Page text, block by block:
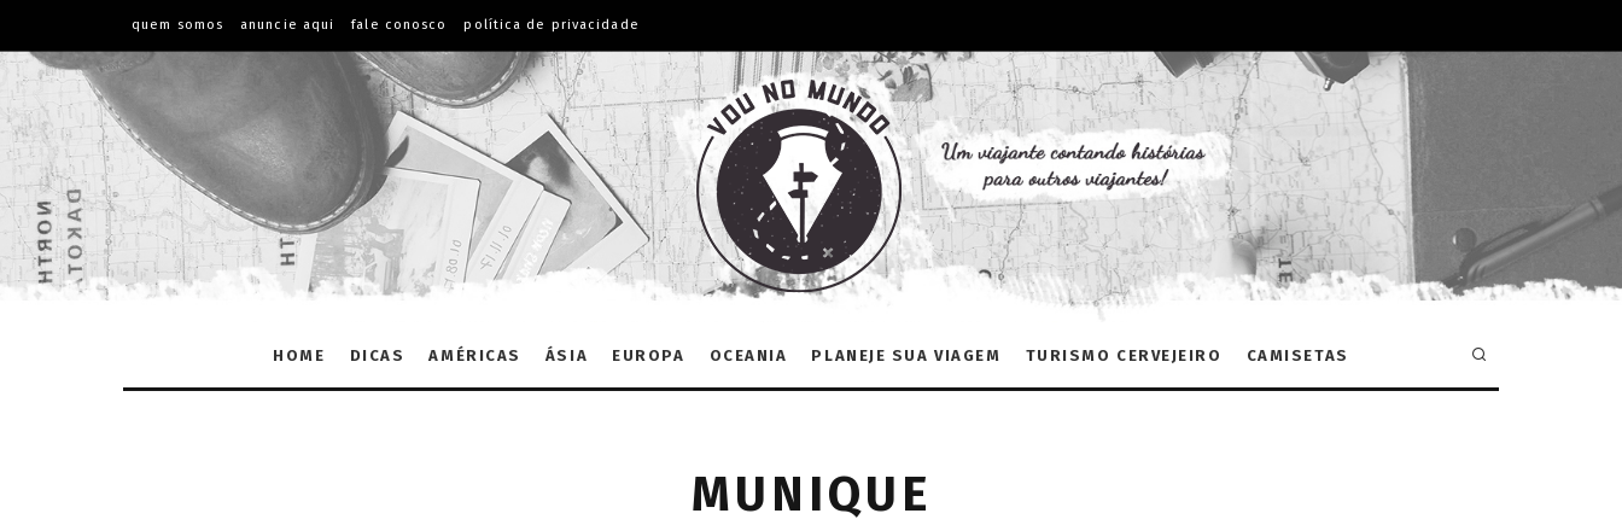
quem somos anuncie aqui fale conosco política de privacidade
HOME DICAS AMÉRICAS ÁSIA EUROPA OCEANIA PLANEJE SUA VIAGEM TURISMO CERVEJEIRO CAMISETAS
MUNIQUE